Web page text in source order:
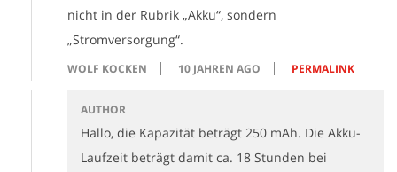
nicht in der Rubrik „Akku“, sondern
„Stromversorgung“.
WOLF KOCKEN 10 JAHREN AGO PERMALINK
AUTHOR
Hallo, die Kapazität beträgt 250 mAh. Die Akku-
Laufzeit beträgt damit ca. 18 Stunden bei